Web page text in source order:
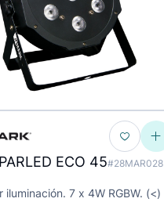
ECO 45#28MAR028
iluminación. 7 x 4W RGBW. (<)